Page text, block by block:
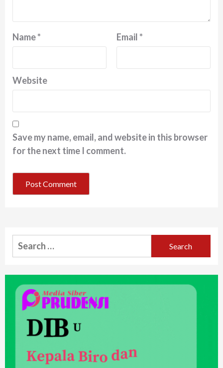
Name* Email*
Website
Save my name, email, and website in this browser
for the next time I comment.